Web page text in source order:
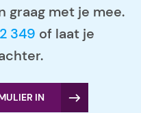
graag met je mee.
349 of laat je
IN